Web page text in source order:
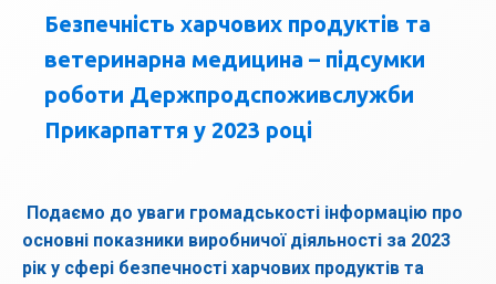
Безпечність харчових продуктів та
ветеринарна медицина – підсумки
роботи Держпродспоживслужби
Прикарпаття у 2023 році
Подаємо до уваги громадськості інформацію про
основні показники виробничої діяльності за 2023
рік у сфері безпечності харчових продуктів та